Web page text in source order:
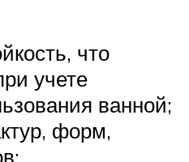
что
учете
ванной;
форм,